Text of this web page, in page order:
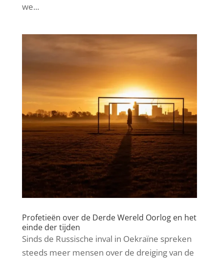
we...
Profetieën over de Derde Wereld Oorlog en het
einde der tijden
Sinds de Russische inval in Oekraïne spreken
steeds meer mensen over de dreiging van de